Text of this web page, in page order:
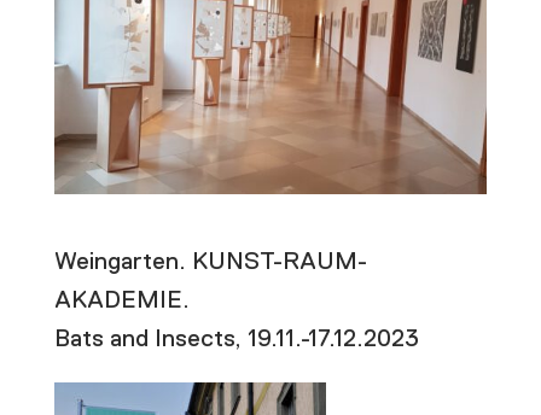
Weingarten. KUNST-RAUM-
AKADEMIE.
Bats and Insects, 19.11.-17.12.2023